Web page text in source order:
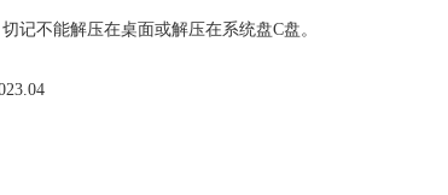
记不能解压在桌面或解压在系统盘C盘。